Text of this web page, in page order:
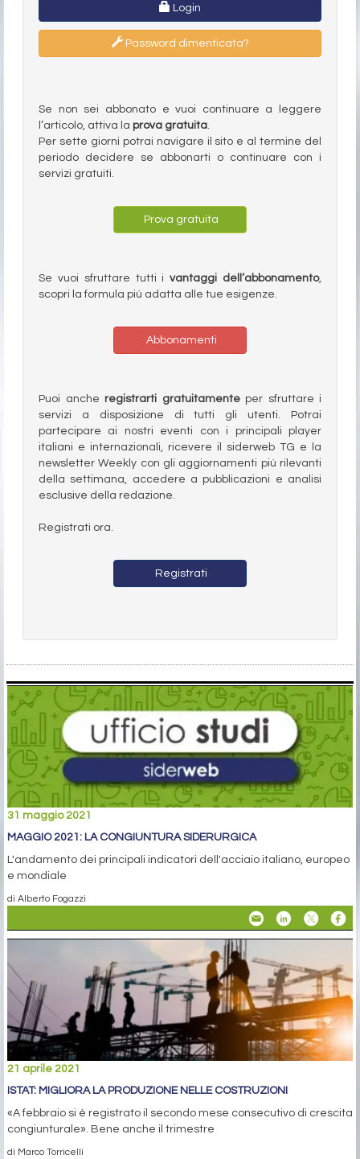
Login
Password dimenticata?
Se non sei abbonato e vuoi continuare a leggere
l’articolo, attiva la prova gratuita.
Per sette giorni potrai navigare il sito e al termine del
periodo decidere se abbonarti o continuare con i
servizi gratuiti.
Prova gratuita
Se vuoi sfruttare tutti ivantaggi dell’abbonamento,
scopri la formula più adatta alle tue esigenze.
Abbonamenti
Puoi anche registrarti gratuitamenteper sfruttare i
servizi a disposizione di tutti gli utenti. Potrai
partecipare ai nostri eventi con i principali player
italiani e internazionali, ricevere il siderweb TG e la
newsletter Weekly con gli aggiornamenti più rilevanti
della settimana, accedere a pubblicazioni e analisi
esclusive della redazione.
Registrati ora.
Registrati
31 maggio 2021
MAGGIO 2021: LA CONGIUNTURA SIDERURGICA
L'andamento dei principali indicatori dell'acciaio italiano, europeo
e mondiale
di Alberto Fogazzi
21 aprile 2021
ISTAT: MIGLIORA LA PRODUZIONE NELLE COSTRUZIONI
«A febbraio si è registrato il secondo mese consecutivo di crescita
congiunturale». Bene anche il trimestre
di Marco Torricelli